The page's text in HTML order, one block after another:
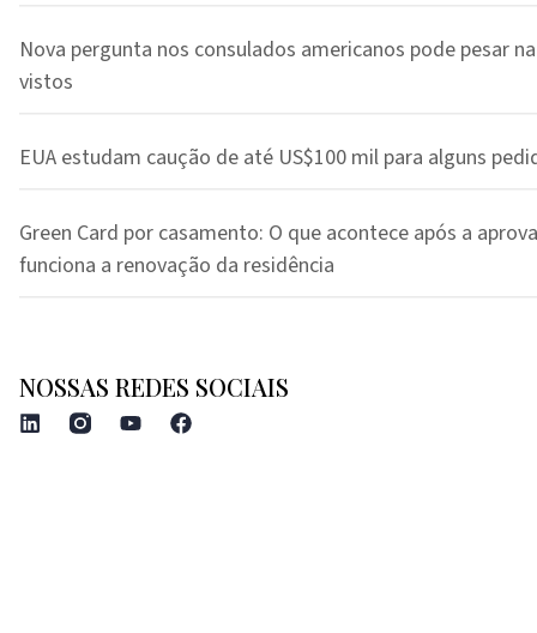
Nova pergunta nos consulados americanos pode pesar
vistos
EUA estudam caução de até US$100 mil para alguns
Green Card por casamento: O que acontece após a
funciona a renovação da residência
NOSSAS REDES SOCIAIS